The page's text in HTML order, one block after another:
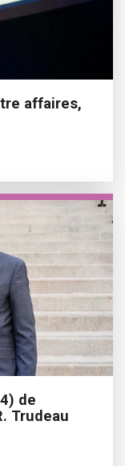
affaires,
de
Trudeau